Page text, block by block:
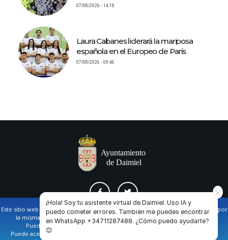
07/08/2026 - 14:18
Laura Cabanes liderará la mariposa
española en el Europeo de París
07/08/2026 - 09:46
AVISO LEGAL Y POLÍTICA DE PRIVACIDAD COOKIES CONTACTO
Este sitio web utiliza cookies propias y de terceros para facilitar la navegación por
la misma y obtener datos estadísticos de la navegación de los usuarios.
Puede obtener más información en nuestrapolítica de cookies
Puede aceptar todas las cookies pulsando en el botón de “Aceptar”, o bien
¡Hola! Soy tu asistente virtual de Daimiel. Uso IA y
puedo cometer errores. También me puedes encontrar
en WhatsApp +34711287488. ¿Cómo puedo ayudarte?
😊